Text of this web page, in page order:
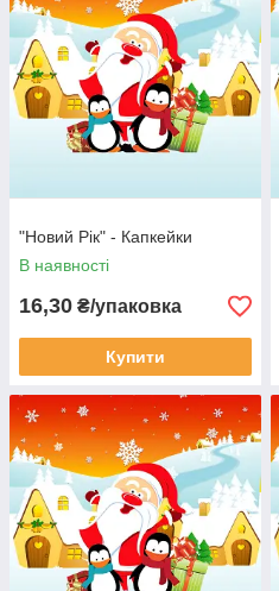
"Новий Рік" - Капкейки
В наявності
16,30 ₴/упаковка
Купити